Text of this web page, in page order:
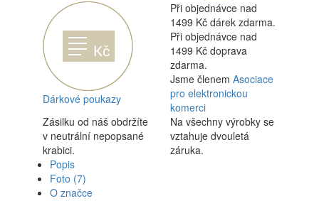
Dárkové poukazy
Při objednávce nad
1499 Kč dárek zdarma.
Při objednávce nad
1499 Kč doprava
zdarma.
Jsme členem Asociace
pro elektronickou
komerci
Zásilku od náš obdržíte
v neutrální nepopsané
krabici.
Na všechny výrobky se
vztahuje dvouletá
záruka.
Popis
Foto (7)
O značce